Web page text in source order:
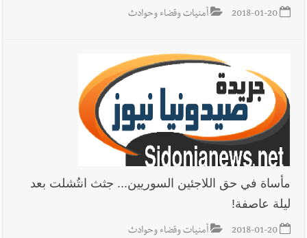
2018-01-20 أمنيات وقضاء وحوادث
مأساة في حق اللاجئين السوريين... جثث انتُشلت بعد
ليلة عاصفة!
2018-01-20 أمنيات وقضاء وحوادث